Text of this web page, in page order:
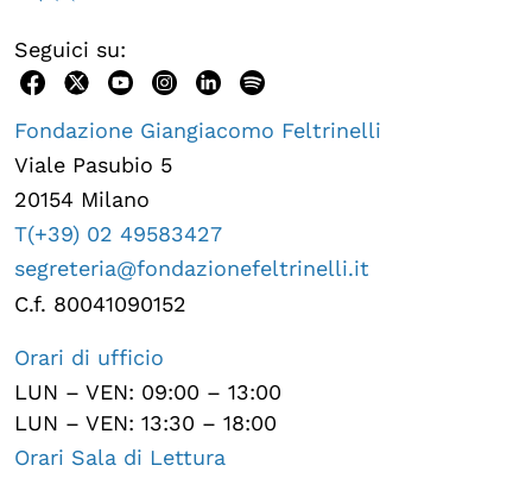
Seguici su:
Fondazione Giangiacomo Feltrinelli
Viale Pasubio 5
20154 Milano
T(+39) 02 49583427
segreteria@fondazionefeltrinelli.it
C.f. 80041090152
Orari di ufficio
LUN – VEN: 09:00 – 13:00
LUN – VEN: 13:30 – 18:00
Orari Sala di Lettura